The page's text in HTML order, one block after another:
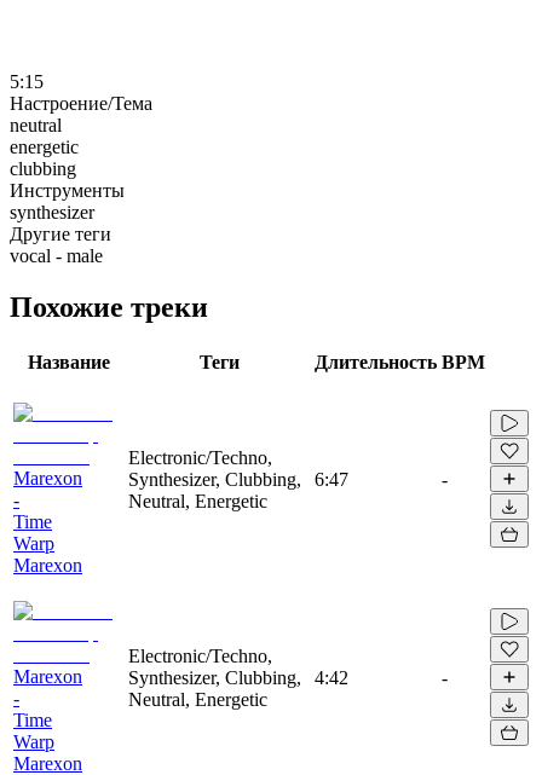
5:15
Настроение/Тема
neutral
energetic
clubbing
Инструменты
synthesizer
Другие теги
vocal - male
Похожие треки
Название Теги Длительность BPM
Marexon
-
Time
Warp
Marexon
Electronic/Techno,
Synthesizer, Clubbing,
Neutral, Energetic
6:47 -
Marexon
-
Time
Warp
Marexon
Electronic/Techno,
Synthesizer, Clubbing,
Neutral, Energetic
4:42 -